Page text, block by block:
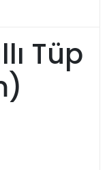
Tüp